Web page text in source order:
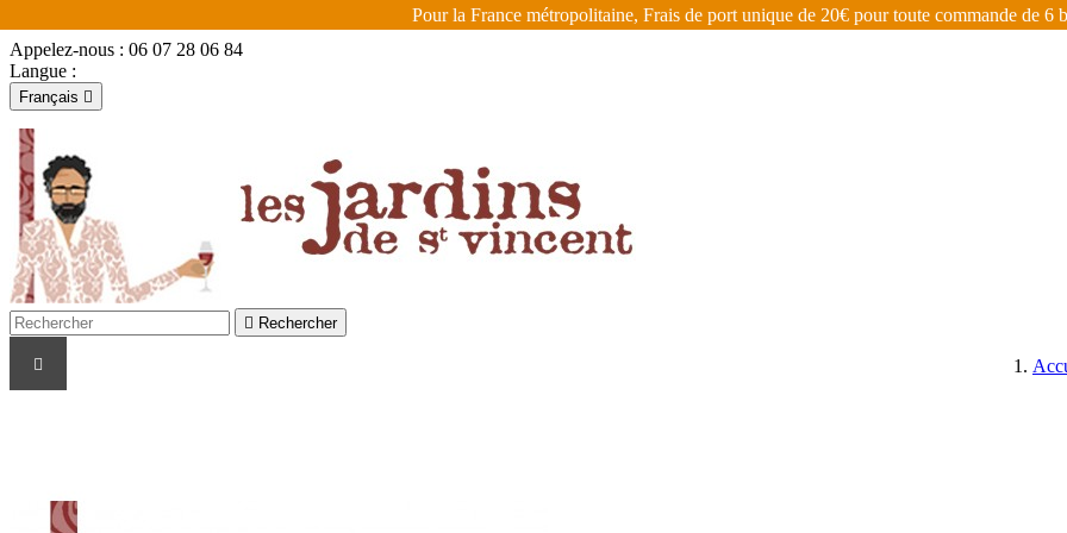
Pour la France métropolitaine, Frais de port unique de 20€ pour toute commande de 6
Appelez-nous : 06 07 28 06 84
Langue :
Français 
English
 Se connecter
shopping_cart

 Rechercher